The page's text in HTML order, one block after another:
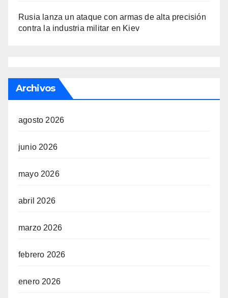
Rusia lanza un ataque con armas de alta precisión
contra la industria militar en Kiev
Archivos
agosto 2026
junio 2026
mayo 2026
abril 2026
marzo 2026
febrero 2026
enero 2026